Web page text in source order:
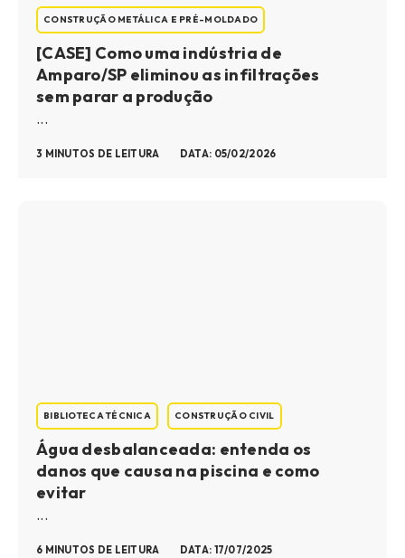
CONSTRUÇÃO METÁLICA E PRÉ-MOLDADO
[CASE] Como uma indústria de
Amparo/SP eliminou as infiltrações
sem parar a produção
...
3 MINUTOS DE LEITURA DATA: 05/02/2026
BIBLIOTECA TÉCNICA CONSTRUÇÃO CIVIL
Água desbalanceada: entenda os
danos que causa na piscina e como
evitar
...
6 MINUTOS DE LEITURA DATA: 17/07/2025